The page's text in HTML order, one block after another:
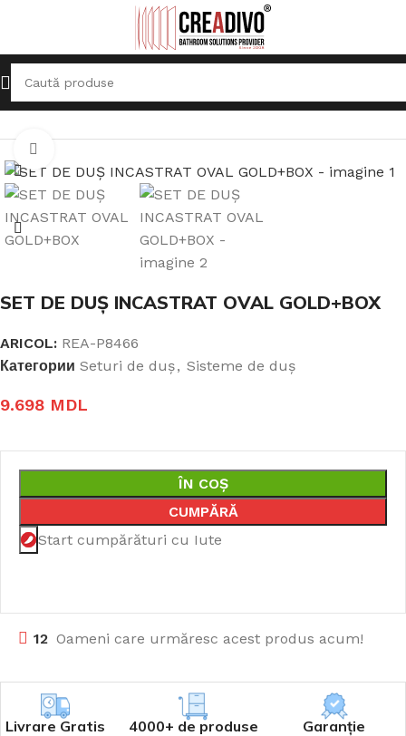
Prima pagină Sisteme de duș Seturi de duș
SET DE DUȘ INCASTRAT OVAL GOLD+BOX
ARICOL: REA-P8466
Категории Seturi de duș, Sisteme de duș
9.698 MDL
ÎN COȘ
CUMPĂRĂ
Start cumpărături cu Iute
12 Oameni care urmăresc acest produs acum!
Livrare Gratis 4000+ de produse Garanție